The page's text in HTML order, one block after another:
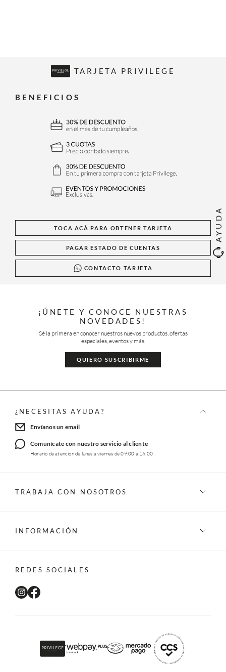
AYUDA
TARJETA PRIVILEGE
BENEFICIOS
TOCA ACÁ PARA OBTENER TARJETA
PAGAR ESTADO DE CUENTAS
CONTACTO TARJETA
¡ÚNETE Y CONOCE NUESTRAS
NOVEDADES!
Sé la primera en conocer nuestros nuevos productos, ofertas
especiales, eventos y más.
QUIERO SUSCRIBIRME
¿NECESITAS AYUDA?
Envíanos un email
Comunícate con nuestro servicio al cliente
Horario de atención de lunes a viernes de 09:00 a 16:00
TRABAJA CON NOSOTROS
INFORMACIÓN
REDES SOCIALES